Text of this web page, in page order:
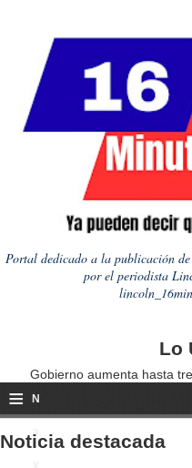
Portal dedicado a la publicación
por el periodista
Lo
Gobierno aumenta hasta
≡ N
a
Noticia destacada